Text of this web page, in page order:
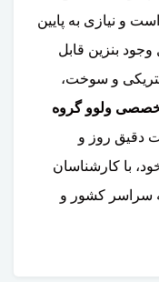
و نیازی به پایین
وجود بنزین قابل
و سوخت،
ولوو گروه
دقیق روز و
با کارشناسان
سراسر کشور و